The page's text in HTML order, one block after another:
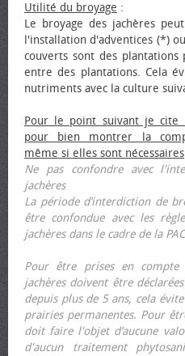
Utilité du broyage :
Le broyage des jachères
l'installation d'adventices (*)
couverts sont des
entre des plantations. Cela
nutriments avec la culture
Pour le point suivant je cite
pour bien montrer la
même si elles sont nécessaires
Ne pas confondre avec
jachères
La période d’interdiction de
être confondue avec les
jachères dans le cadre de la
Pour être prises en
jachères doivent être
depuis plus de 5 ans, cela
prairies permanentes. Pour
doit faire l'objet d’aucune
d'aucun traitement